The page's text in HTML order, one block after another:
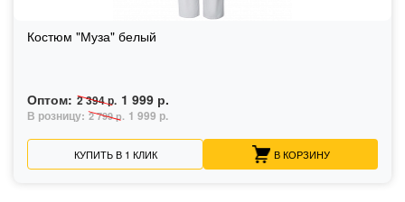
Костюм "Муза" белый
Оптом: 2 394 р. 1 999 р.
В розницу: 2 799 р. 1 999 р.
КУПИТЬ В 1 КЛИК В КОРЗИНУ